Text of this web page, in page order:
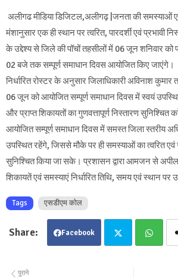
अलीगढ मीडिया डिजिटल,अलीगढ़ |जनता की समस्याओं
मंशानुसार एक ही स्थान पर त्वरित, पारदर्शी एवं प्रभावी
के उद्देश्य से जिले की पॉचों तहसीलों में 06 जून शनिवार को
02 बजे तक सम्पूर्ण समाधान दिवस आयोजित किए जाएंगे।
निर्धारित रोस्टर के अनुसार जिलाधिकारी अविनाश
06 जून को आयोजित सम्पूर्ण समाधान दिवस में स्वयं
और प्राप्त शिकायतों का गुणवत्तापूर्ण निस्तारण
आयोजित सम्पूर्ण समाधान दिवस में समस्त जिला स्तरीय
उपस्थित रहेंगे, जिससे मौके पर ही समस्याओं का त्वरित
सुनिश्चित किया जा सके। प्रशासन द्वारा आमजन से
शिकायतें एवं समस्याएं निर्धारित तिथि, समय एवं स्थान पर
Tags एसडीएम कोल
Facebook
पुराने